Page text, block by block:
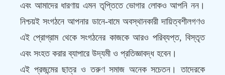
এবং আমাদের ধারণায় এমন তৃপ্তিতে ভোগার লোকও আপনি নন।
নিশ্চয়ই সংগঠনে আপনার ডানে-বামে অবস্থানকারী দায়িত্বশীলগণও
এই প্রোগ্রাম থেকে সংগঠনের কাজকে আরও পরিব্যপ্ত, বিস্তৃত
এবং সংহত করার ব্যাপারে উদ্যমী ও প্রতিজ্ঞাবদ্ধ হবেন।
এই প্রজন্মের ছাত্র ও তরুণ সমাজ অনেক সচেতন। তাদেরকে